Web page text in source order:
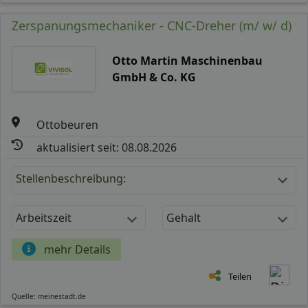
Zerspanungsmechaniker - CNC-Dreher (m/ w/ d)
Otto Martin Maschinenbau
GmbH & Co. KG
Ottobeuren
aktualisiert seit: 08.08.2026
Stellenbeschreibung:
Arbeitszeit Gehalt
mehr Details
Teilen
Quelle: meinestadt.de